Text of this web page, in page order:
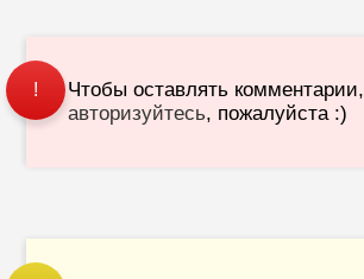
!
Чтобы оставлять комментарии,
авторизуйтесь, пожалуйста :)